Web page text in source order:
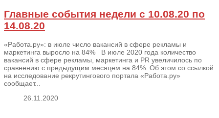
Главные события недели с 10.08.20 по
14.08.20
«Работа.ру»: в июле число вакансий в сфере рекламы и
маркетинга выросло на 84% В июле 2020 года количество
вакансий в сфере рекламы, маркетинга и PR увеличилось по
сравнению с предыдущим месяцем на 84%. Об этом со ссылкой
на исследование рекрутингового портала «Работа.ру»
сообщает...
26.11.2020